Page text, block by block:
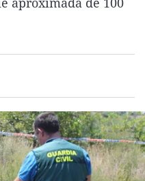
La rosa de los vientos
Como el perro y el
Caso
Equipo de
Extremadura
La Rioja
Virales
Elecciones